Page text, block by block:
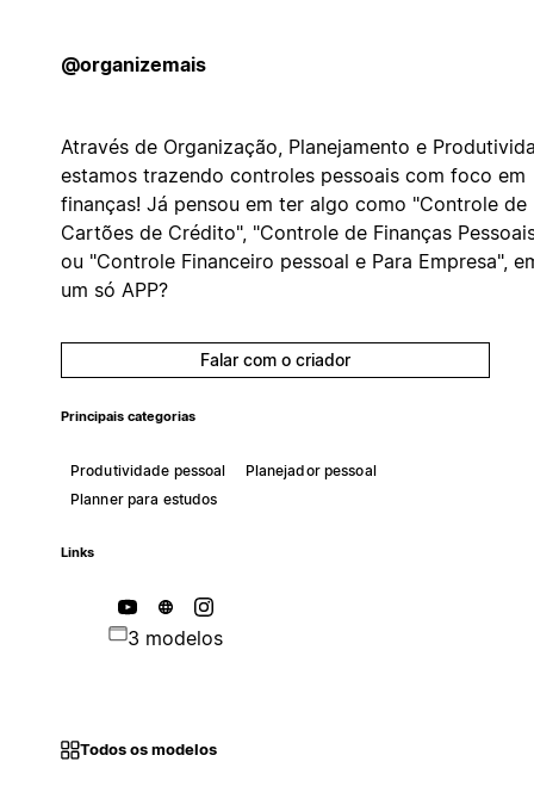
@organizemais
Através de Organização, Planejamento e
estamos trazendo controles pessoais com foco em
finanças! Já pensou em ter algo como "Controle de
Cartões de Crédito", "Controle de Finanças
ou "Controle Financeiro pessoal e Para Empresa",
um só APP?
Falar com o criador
Principais categorias
Produtividade pessoal
Planejador pessoal
Planner para estudos
Links
3 modelos
Todos os modelos